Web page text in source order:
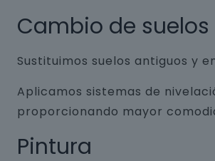
Cambio de suelos
Sustituimos suelos antiguos y
Aplicamos sistemas de
proporcionando mayor
Pintura